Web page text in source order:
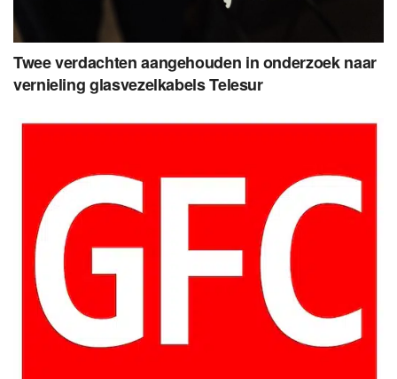
Twee verdachten aangehouden in onderzoek naar
vernieling glasvezelkabels Telesur